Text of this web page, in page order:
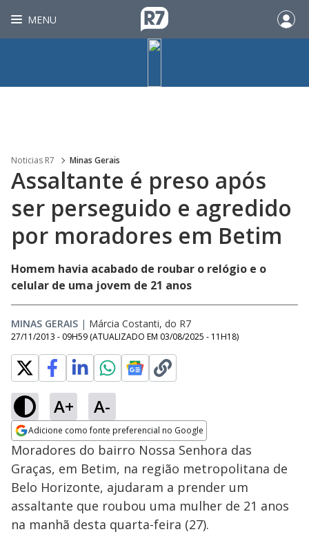
MENU
Noticias R7 Minas Gerais
Assaltante é preso após
ser perseguido e agredido
por moradores em Betim
Homem havia acabado de roubar o relógio e o
celular de uma jovem de 21 anos
MINAS GERAIS | Márcia Costanti, do R7
27/11/2013 - 09H59 (ATUALIZADO EM 03/08/2025 - 11H18)
A+ A-
Adicione como fonte preferencial no Google
Opens in new window
Moradores do bairro Nossa Senhora das
Graças, em Betim, na região metropolitana de
Belo Horizonte, ajudaram a prender um
assaltante que roubou uma mulher de 21 anos
na manhã desta quarta-feira (27).